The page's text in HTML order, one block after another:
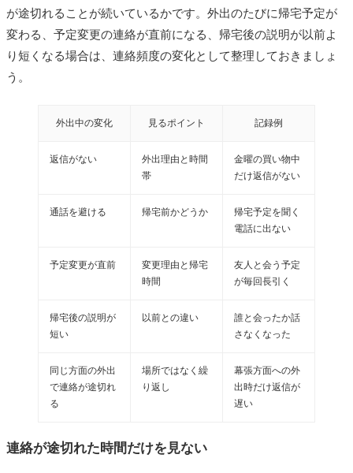
が途切れることが続いているかです。外出のたびに帰宅予定が
変わる、予定変更の連絡が直前になる、帰宅後の説明が以前よ
り短くなる場合は、連絡頻度の変化として整理しておきましょ
う。
外出中の変化 見るポイント 記録例
返信がない
外出理由と時間
帯
金曜の買い物中
だけ返信がない
通話を避ける 帰宅前かどうか
帰宅予定を聞く
電話に出ない
予定変更が直前
変更理由と帰宅
時間
友人と会う予定
が毎回長引く
帰宅後の説明が
短い
以前との違い
誰と会ったか話
さなくなった
同じ方面の外出
で連絡が途切れ
る
場所ではなく繰
り返し
幕張方面への外
出時だけ返信が
遅い
連絡が途切れた時間だけを見ない